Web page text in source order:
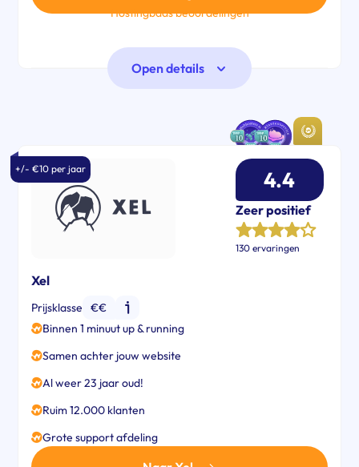
Hostingbaas beoordelingen
Open details
+/- €10 per jaar
Xel
Prijsklasse
€€
Binnen 1 minuut up & running
Samen achter jouw website
Al weer 23 jaar oud!
Ruim 12.000 klanten
Grote support afdeling
Zeer positief
130 ervaringen
4.4